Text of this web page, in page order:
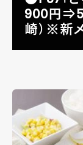
900円
崎）※新